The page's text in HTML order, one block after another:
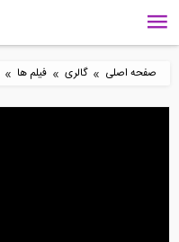
صفحه اصلی » گالری » فیلم ها »